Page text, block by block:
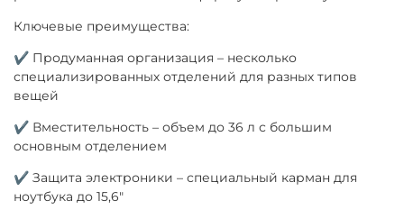
Ключевые преимущества:
✔ Продуманная организация – несколько
специализированных отделений для разных типов
вещей
✔ Вместительность – объем до 36 л с большим
основным отделением
✔ Защита электроники – специальный карман для
ноутбука до 15,6"